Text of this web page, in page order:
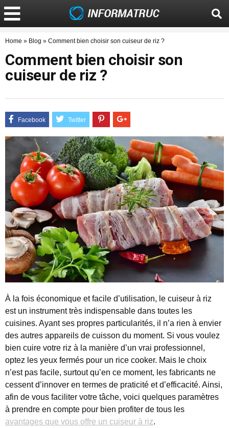
Home » Blog » Comment bien choisir son cuiseur de riz ?
Comment bien choisir son
cuiseur de riz ?
À la fois économique et facile d’utilisation, le cuiseur à riz
est un instrument très indispensable dans toutes les
cuisines. Ayant ses propres particularités, il n’a rien à envier
des autres appareils de cuisson du moment. Si vous voulez
bien cuire votre riz à la manière d’un vrai professionnel,
optez les yeux fermés pour un rice cooker. Mais le choix
n’est pas facile, surtout qu’en ce moment, les fabricants ne
cessent d’innover en termes de praticité et d’efficacité. Ainsi,
afin de vous faciliter votre tâche, voici quelques paramètres
à prendre en compte pour bien profiter de tous les
avantages que vous offre un cuiseur à riz.